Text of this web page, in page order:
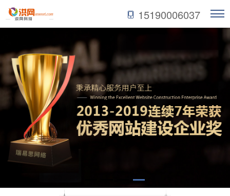
15190006037